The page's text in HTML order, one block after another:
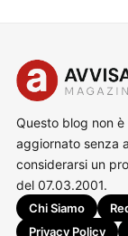
Questo blog non
aggiornato senza
considerarsi un
del 07.03.2001.
Chi Siamo
Privacy Policy